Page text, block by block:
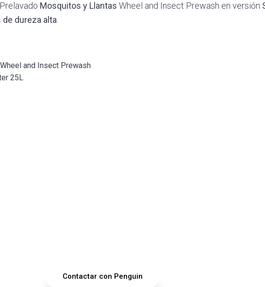
Mosquitos y Llantas Wheel and Insect Prewash en versión
de dureza alta
and Insect Prewash
25L
Contactar con Penguin